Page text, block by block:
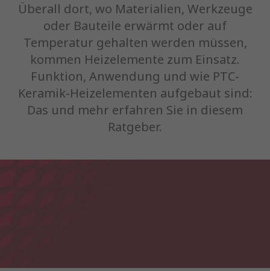
Überall dort, wo Materialien, Werkzeuge
oder Bauteile erwärmt oder auf
Temperatur gehalten werden müssen,
kommen Heizelemente zum Einsatz.
Funktion, Anwendung und wie PTC-
Keramik-Heizelementen aufgebaut sind:
Das und mehr erfahren Sie in diesem
Ratgeber.